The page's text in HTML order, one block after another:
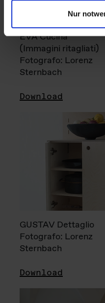
Nur
EVA Cucina
(Immagini ritagliati)
Fotografo: Lorenz
Sternbach
Download
GUSTAV Dettaglio
Fotografo: Lorenz
Sternbach
Download